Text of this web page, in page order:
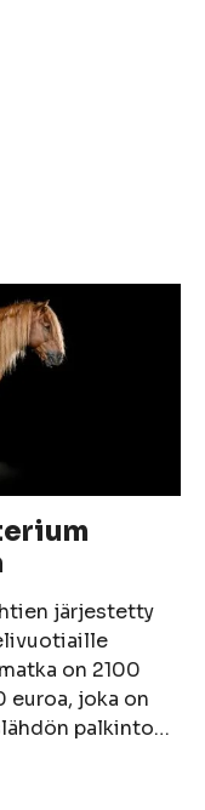
järjestetty
on 2100
euroa, joka on
palkinto…